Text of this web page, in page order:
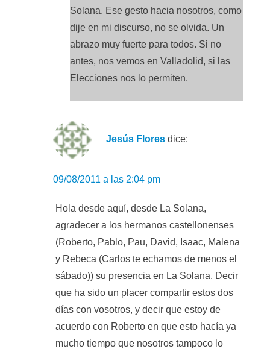
Solana. Ese gesto hacia nosotros, como
dije en mi discurso, no se olvida. Un
abrazo muy fuerte para todos. Si no
antes, nos vemos en Valladolid, si las
Elecciones nos lo permiten.
Jesús Flores dice:
09/08/2011 a las 2:04 pm
Hola desde aquí, desde La Solana,
agradecer a los hermanos castellonenses
(Roberto, Pablo, Pau, David, Isaac, Malena
y Rebeca (Carlos te echamos de menos el
sábado)) su presencia en La Solana. Decir
que ha sido un placer compartir estos dos
días con vosotros, y decir que estoy de
acuerdo con Roberto en que esto hacía ya
mucho tiempo que nosotros tampoco lo